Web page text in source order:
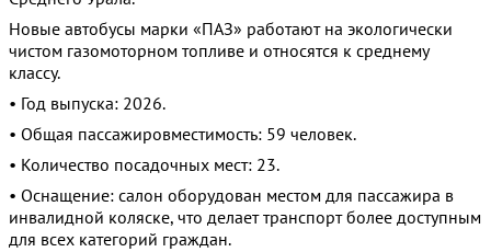
Новые автобусы марки «ПАЗ» работают на экологически
чистом газомоторном топливе и относятся к среднему
классу.
• Год выпуска: 2026.
• Общая пассажировместимость: 59 человек.
• Количество посадочных мест: 23.
• Оснащение: салон оборудован местом для пассажира в
инвалидной коляске, что делает транспорт более доступным
для всех категорий граждан.